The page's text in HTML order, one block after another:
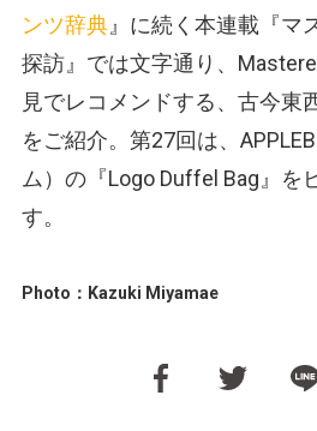
ンツ辞典 』に続く本連載『マ
探訪』では文字通り、
見でレコメンドする、古今東
をご紹介。第27回は、
ム）の『Logo Duffel Bag』を
す。
Photo：Kazuki Miyamae